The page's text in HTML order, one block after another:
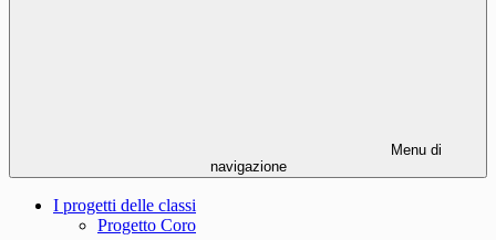
Menu di
navigazione
I progetti delle classi
Progetto Coro